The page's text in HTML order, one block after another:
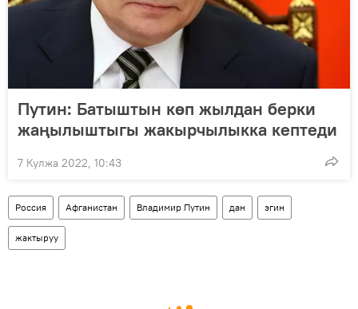
Путин: Батыштын көп жылдан берки
жаңылыштыгы жакырчылыкка кептеди
7 Кулжа 2022, 10:43
Россия Афганистан Владимир Путин дан эгин
жактыруу